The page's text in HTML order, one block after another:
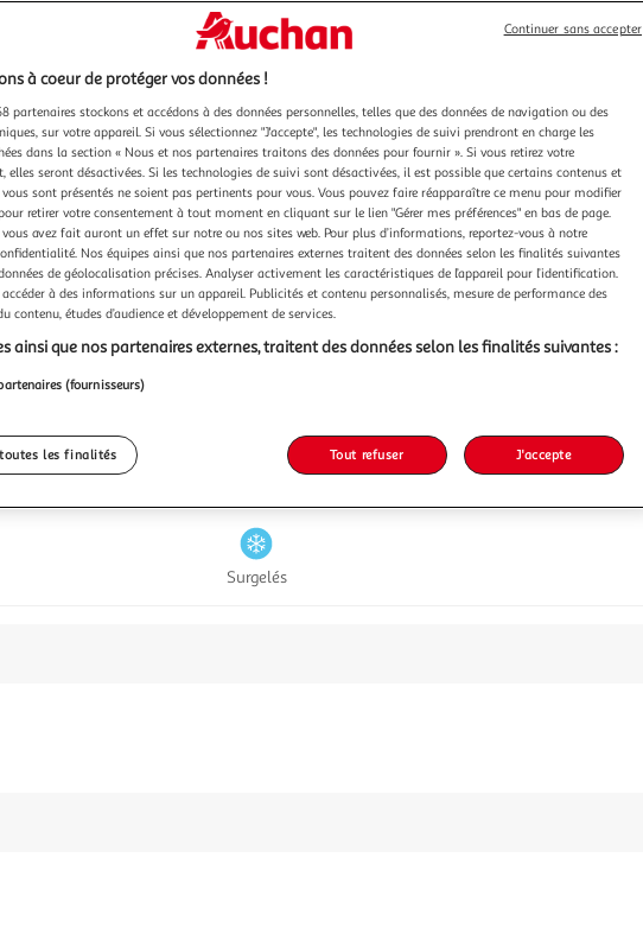
Surgelés
à coeur de protéger vos données !
partenaires stockons et accédons à des données personnelles, telles que des données de navigation ou des
sur votre appareil. Si vous sélectionnez "J'accepte", les technologies de suivi prendront en charge les
dans la section « Nous et nos partenaires traitons des données pour fournir ». Si vous retirez votre
elles seront désactivées. Si les technologies de suivi sont désactivées, il est possible que certains contenus et
sont présentés ne soient pas pertinents pour vous. Vous pouvez faire réapparaître ce menu pour modifier
retirer votre consentement à tout moment en cliquant sur le lien "Gérer mes préférences" en bas de page.
vous avez fait auront un effet sur notre ou nos sites web. Pour plus d’informations, reportez-vous à notre
Nos équipes ainsi que nos partenaires externes traitent des données selon les finalités suivantes
de géolocalisation précises. Analyser activement les caractéristiques de l’appareil pour l’identification.
à des informations sur un appareil. Publicités et contenu personnalisés, mesure de performance des
contenu, études d’audience et développement de services.
ainsi que nos partenaires externes, traitent des données selon les finalités suivantes :
(fournisseurs)
les finalités Tout refuser J'accepte
Continuer sans accepter